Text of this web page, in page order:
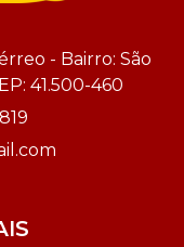
- Bairro: São
41.500-460